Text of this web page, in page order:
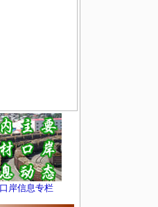
岸信息专栏